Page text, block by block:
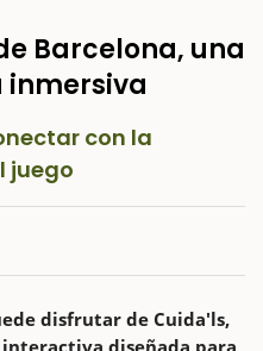
Barcelona, una
inmersiva
con la
juego
disfrutar de Cuida'ls,
diseñada para